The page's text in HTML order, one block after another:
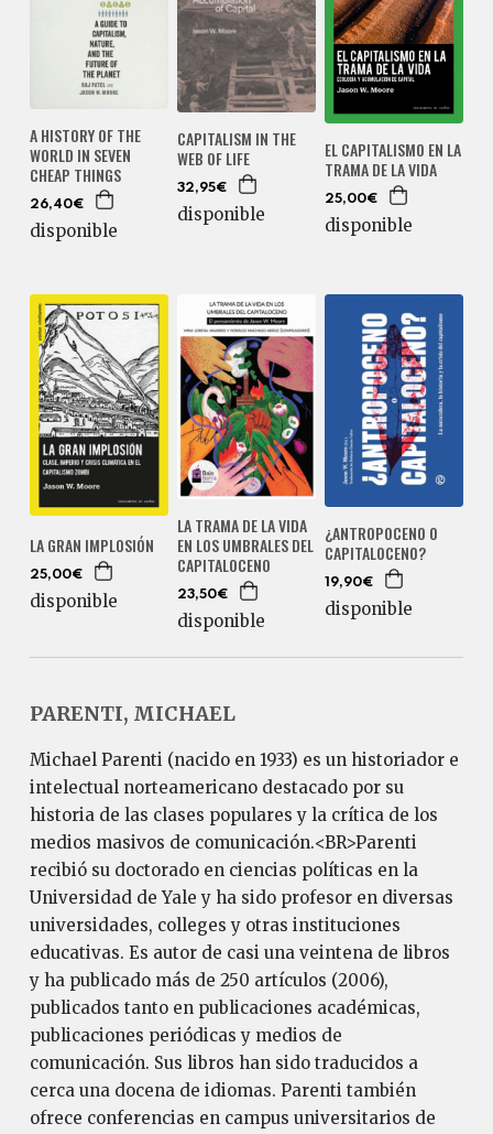
A HISTORY OF THE
WORLD IN SEVEN
CHEAP THINGS
26,40€
disponible
CAPITALISM IN THE
WEB OF LIFE
32,95€
disponible
EL CAPITALISMO EN LA
TRAMA DE LA VIDA
25,00€
disponible
LA GRAN IMPLOSIÓN
25,00€
disponible
LA TRAMA DE LA VIDA
EN LOS UMBRALES DEL
CAPITALOCENO
23,50€
disponible
¿ANTROPOCENO O
CAPITALOCENO?
19,90€
disponible
PARENTI, MICHAEL
Michael Parenti (nacido en 1933) es un historiador e
intelectual norteamericano destacado por su
historia de las clases populares y la crítica de los
medios masivos de comunicación.<BR>Parenti
recibió su doctorado en ciencias políticas en la
Universidad de Yale y ha sido profesor en diversas
universidades, colleges y otras instituciones
educativas. Es autor de casi una veintena de libros
y ha publicado más de 250 artículos (2006),
publicados tanto en publicaciones académicas,
publicaciones periódicas y medios de
comunicación. Sus libros han sido traducidos a
cerca una docena de idiomas. Parenti también
ofrece conferencias en campus universitarios de